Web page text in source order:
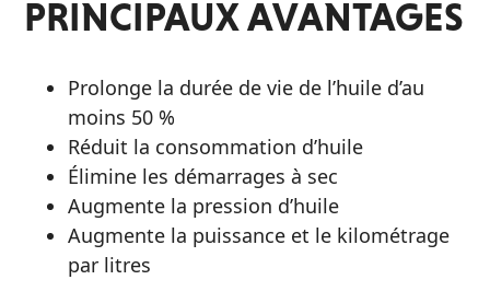
PRINCIPAUX AVANTAGES
Prolonge la durée de vie de l’huile d’au
moins 50 %
Réduit la consommation d’huile
Élimine les démarrages à sec
Augmente la pression d’huile
Augmente la puissance et le kilométrage
par litres